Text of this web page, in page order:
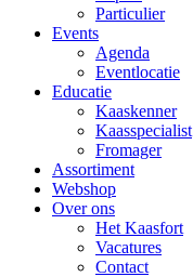
Particulier
Events
Agenda
Eventlocatie
Educatie
Kaaskenner
Kaasspecialist
Fromager
Assortiment
Webshop
Over ons
Het Kaasfort
Vacatures
Contact